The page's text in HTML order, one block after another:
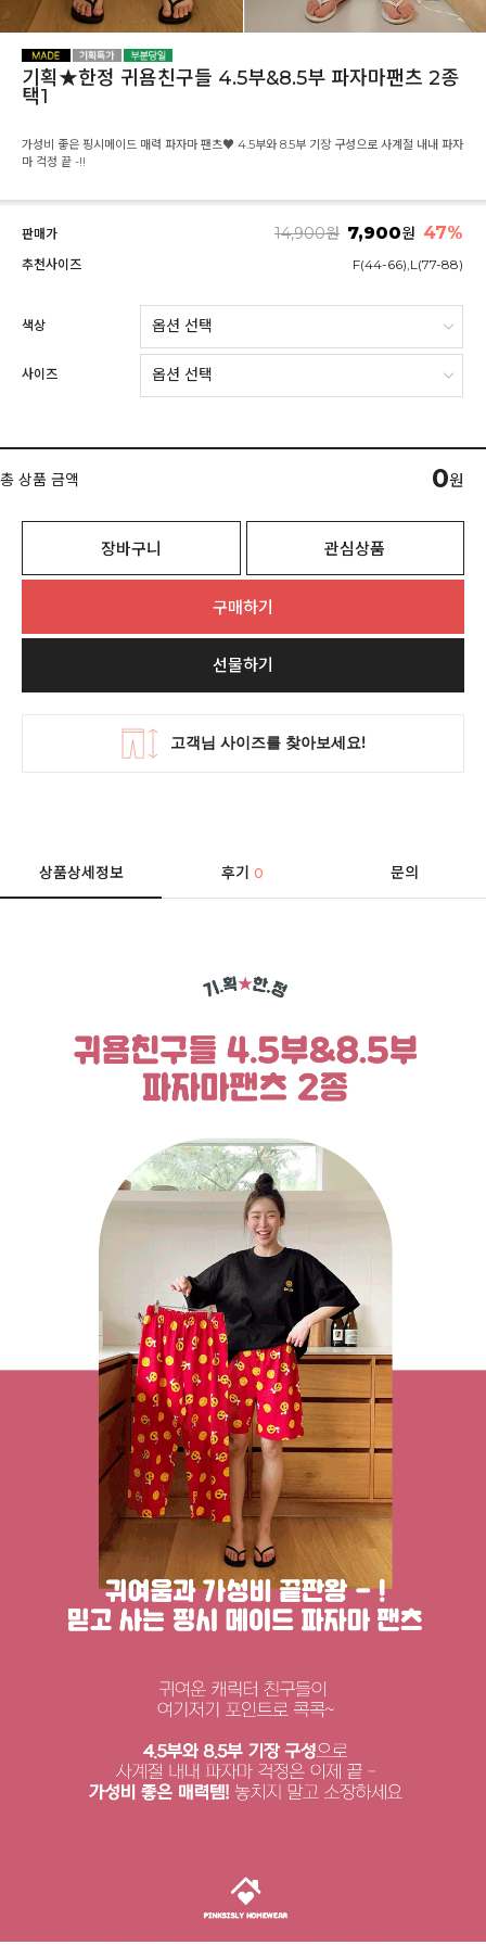
기획★한정 귀욤친구들 4.5부&8.5부 파자마팬츠 2종
택1
가성비 좋은 핑시메이드 매력 파자마 팬츠♥ 4.5부와 8.5부 기장 구성으로 사계절 내내 파자
마 걱정 끝 -!!
판매가 14,900원 7,900원 47%
추천사이즈 F(44-66),L(77-88)
색상
사이즈
총 상품 금액 0원
장바구니 관심상품
구매하기
선물하기
상품상세정보 후기0 문의